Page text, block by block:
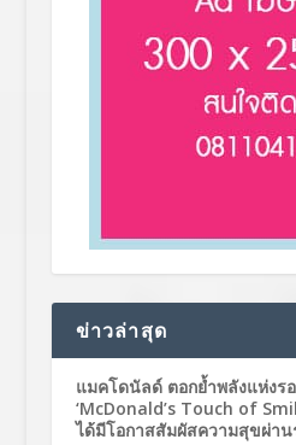
ข่าวล่าสุด
แมคโดนัลด์ ตอกย้ำพลังแห่งร
‘McDonald’s Touch of
ได้มีโอกาสสัมผัสความสุขผ่าน